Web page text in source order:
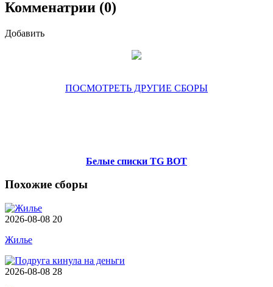
Комменатрии (0)
Добавить
ПОСМОТРЕТЬ ДРУГИЕ СБОРЫ
Белые списки TG BOT
Похожие сборы
2026-08-08 20
Жилье
2026-08-08 28